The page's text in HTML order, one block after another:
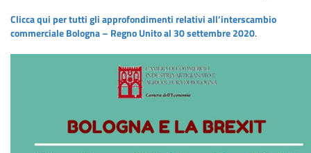
Clicca qui per tutti gli approfondimenti relativi all’interscambio
commerciale Bologna – Regno Unito al 30 settembre 2020.